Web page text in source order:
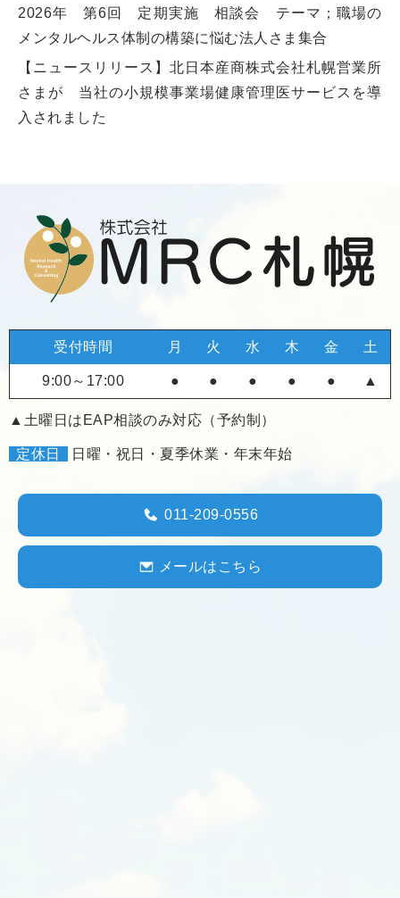
2026年 第6回 定期実施 相談会 テーマ；職場の
メンタルヘルス体制の構築に悩む法人さま集合
【ニュースリリース】北日本産商株式会社札幌営業所
さまが 当社の小規模事業場健康管理医サービスを導
入されました
受付時間 月 火 水 木 金 土
9:00～17:00 ● ● ● ● ● ▲
▲土曜日はEAP相談のみ対応（予約制）
定休日 日曜・祝日・夏季休業・年末年始
011-209-0556
メールはこちら